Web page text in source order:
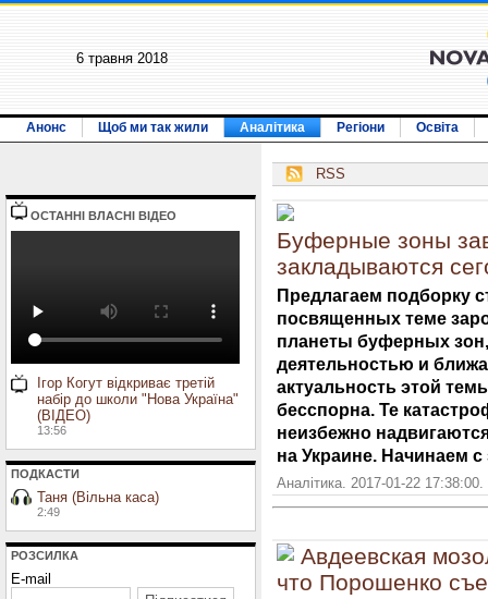
6 травня 2018
Анонс Щоб ми так жили Аналітика Регіони Освіта
ОСТАННI ВЛАСНI ВIДЕО
Ігор Когут відкриває третій
набір до школи "Нова Україна"
(ВІДЕО)
13:56
ПОДКАСТИ
Таня (Вільна каса)
2:49
РОЗСИЛКА
E-mail
RSS
Буферные зоны
закладываются
Предлагаем подборку
посвященных теме
планеты буферных
деятельностью и
актуальность этой
бесспорна. Те
неизбежно
на Украине. Начинаем
Аналітика. 2017-01-22
Авдеевская
что Порошенко